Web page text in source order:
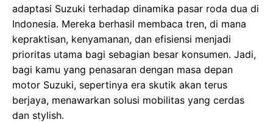
adaptasi Suzuki terhadap dinamika pasar roda dua di
Indonesia. Mereka berhasil membaca tren, di mana
kepraktisan, kenyamanan, dan efisiensi menjadi
prioritas utama bagi sebagian besar konsumen. Jadi,
bagi kamu yang penasaran dengan masa depan
motor Suzuki, sepertinya era skutik akan terus
berjaya, menawarkan solusi mobilitas yang cerdas
dan stylish.